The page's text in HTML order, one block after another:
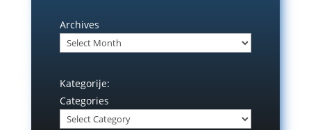
Archives
Kategorije:
Categories